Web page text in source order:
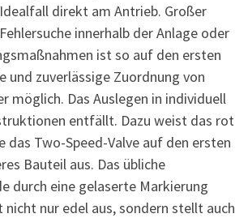
direkt am Antrieb. Großer
innerhalb der Anlage oder
ist so auf den ersten
und zuverlässige Zuordnung von
möglich. Das Auslegen in individuell
entfällt. Dazu weist das rot
das Two-Speed-Valve auf den ersten
Bauteil aus. Das übliche
durch eine gelaserte Markierung
nicht nur edel aus, sondern stellt auch